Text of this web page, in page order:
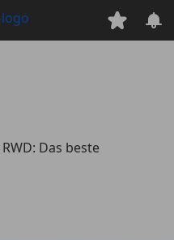
Das beste